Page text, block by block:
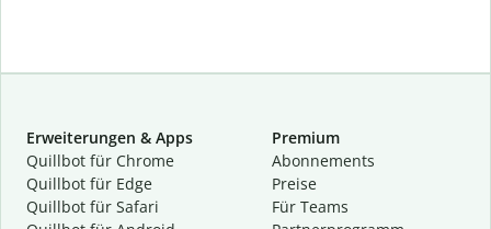
Erweiterungen & Apps
Quillbot für Chrome
Quillbot für Edge
Quillbot für Safari
Premium
Abon­ne­ments
Preise
Für Teams